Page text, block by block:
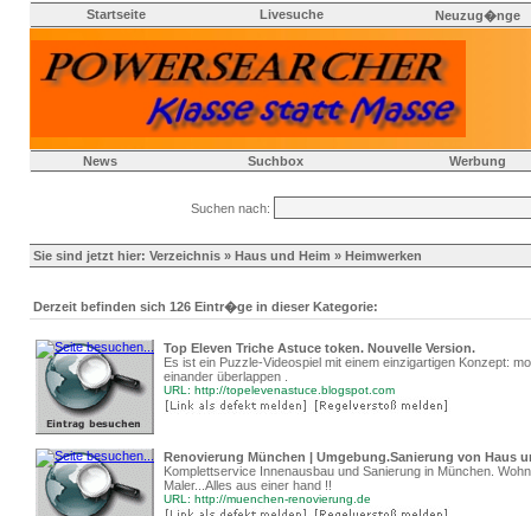
Startseite Livesuche Neuzug�nge
News Suchbox Werbung
Suchen nach:
Sie sind jetzt hier: Verzeichnis » Haus und Heim » Heimwerken
Derzeit befinden sich 126 Eintr�ge in dieser Kategorie:
Top Eleven Triche Astuce token. Nouvelle Version.
Es ist ein Puzzle-Videospiel mit einem einzigartigen Konzept:
einander überlappen .
URL: http://topelevenastuce.blogspot.com
Renovierung München | Umgebung.Sanierung von Haus
Komplettservice Innenausbau und Sanierung in München.
Maler...Alles aus einer hand !!
URL: http://muenchen-renovierung.de